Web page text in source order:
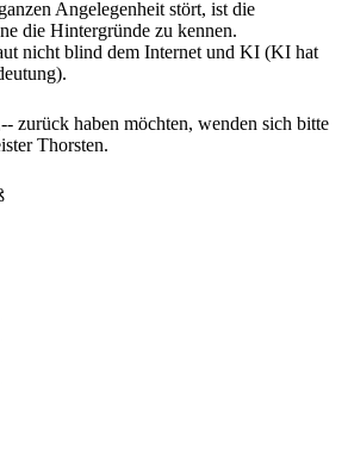
Angelegenheit stört, ist die
die Hintergründe zu kennen.
nicht blind dem Internet und KI (KI hat
zurück haben möchten, wenden sich bitte
Thorsten.